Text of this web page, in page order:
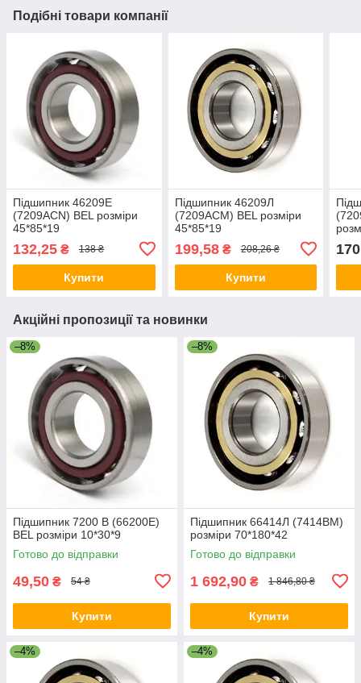
Подібні товари компанії
Підшипник 46209Е
(7209ACN) BEL розміри
45*85*19
132,25 ₴ 138 ₴
Купити
Підшипник 46209Л
(7209ACM) BEL розміри
45*85*19
199,58₴ 208,26 ₴
Купити
Акційні пропозиції та новинки
–8%
Підшипник 7200 B (66200E)
BEL розміри 10*30*9
Готово до відправки
49,50 ₴ 54 ₴
Купити
–8%
Підшипник 66414Л (7414ВМ)
розміри 70*180*42
Готово до відправки
1 692,90 ₴ 1 846,80 ₴
Купити
–4% –4%